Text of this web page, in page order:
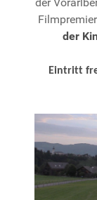
der
Eintritt